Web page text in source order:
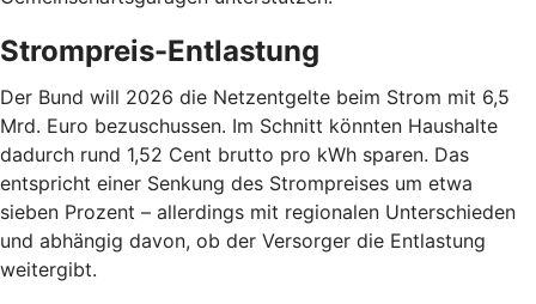
Strompreis-Entlastung
Der Bund will 2026 die Netzentgelte beim Strom mit 6,5
Mrd. Euro bezuschussen. Im Schnitt könnten Haushalte
dadurch rund 1,52 Cent brutto pro kWh sparen. Das
entspricht einer Senkung des Strompreises um etwa
sieben Prozent – allerdings mit regionalen Unterschieden
und abhängig davon, ob der Versorger die Entlastung
weitergibt.